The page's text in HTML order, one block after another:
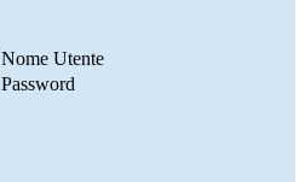
Nome Utente
Password